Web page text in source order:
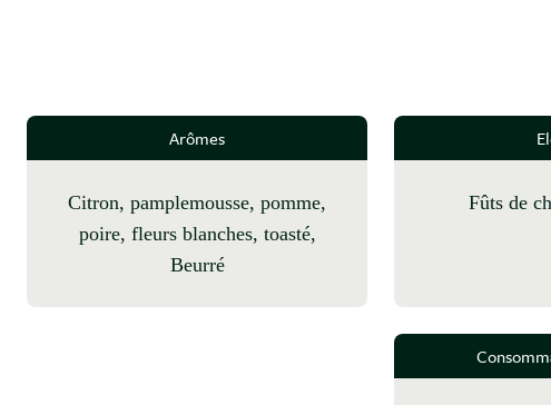
Arômes
citron, pamplemousse, pomme,
poire, fleurs blanches, toasté,
Beurré
fûts de